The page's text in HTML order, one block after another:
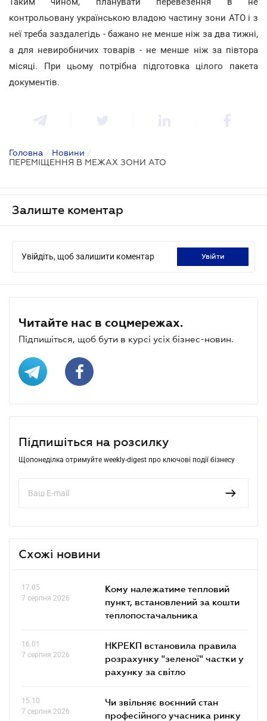
контрольовану українською владою частину зони АТО і з
неї треба заздалегідь - бажано не менше ніж за два тижні,
а для невиробничих товарів - не менше ніж за півтора
місяці. При цьому потрібна підготовка цілого пакета
документів.
Головна / Новини /
ПЕРЕМІЩЕННЯ В МЕЖАХ ЗОНИ АТО
Залиште коментар
Увійдіть, щоб залишити коментар увійти
Читайте нас в соцмережах.
Підпишіться, щоб бути в курсі усіх бізнес-новин.
Підпишіться на розсилку
Щопонеділка отримуйте weekly-digest про ключові події бізнесу
Схожі новини
17.05
7 серпня 2026
Кому належатиме тепловий
пункт, встановлений за кошти
теплопостачальника
16.01
7 серпня 2026
НКРЕКП встановила правила
розрахунку "зеленої" частки у
рахунку за світло
15.10
7 серпня 2026
Чи звільняє воєнний стан
професійного учасника ринку